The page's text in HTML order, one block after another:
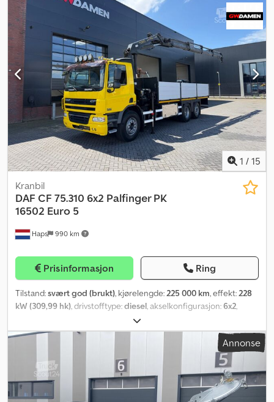
kompressor, kran, navigasjonssystem, parkeringsvarmer,
1 / 15
Haps 990 km
Kranbil
DAF CF 75.310 6x2 Palfinger PK
16502 Euro 5
Prisinformasjon Ring
Tilstand:svært god (brukt), kjørelengde:225 000 km, effekt:228
kW (309,99 hk), drivstofftype:diesel, akselkonfigurasjon:6x2,
motorbremsing
automatisk, antall gir:12, utslippsklasse:Euro 5, fjæring:stål-luft,
2 500 mm,
, Byggeår:
ABS, Bluetooth,
aircondition, elektrisk vindusregulering, servostyring, tåkelys,
Annonse